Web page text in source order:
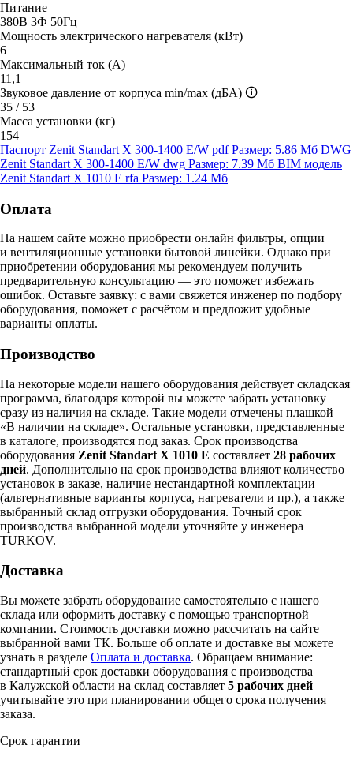
Питание
380В 3Ф 50Гц
Мощность электрического нагревателя (кВт)
6
Максимальный ток (А)
11,1
Звуковое давление от корпуса min/max (дБА) 🛈
35 / 53
Масса установки (кг)
154
Паспорт Zenit Standart X 300-1400 E/W pdf Размер: 5.86 Мб DWG
Zenit Standart X 300-1400 E/W dwg Размер: 7.39 Мб BIM модель
Zenit Standart X 1010 E rfa Размер: 1.24 Мб
Оплата
На нашем сайте можно приобрести онлайн фильтры, опции
и вентиляционные установки бытовой линейки. Однако при
приобретении оборудования мы рекомендуем получить
предварительную консультацию — это поможет избежать
ошибок. Оставьте заявку: с вами свяжется инженер по подбору
оборудования, поможет с расчётом и предложит удобные
варианты оплаты.
Производство
На некоторые модели нашего оборудования действует складская
программа, благодаря которой вы можете забрать установку
сразу из наличия на складе. Такие модели отмечены плашкой
«В наличии на складе». Остальные установки, представленные
в каталоге, производятся под заказ. Срок производства
оборудования Zenit Standart X 1010 E составляет 28 рабочих
дней. Дополнительно на срок производства влияют количество
установок в заказе, наличие нестандартной комплектации
(альтернативные варианты корпуса, нагреватели и пр.), а также
выбранный склад отгрузки оборудования. Точный срок
производства выбранной модели уточняйте у инженера
TURKOV.
Доставка
Вы можете забрать оборудование самостоятельно с нашего
склада или оформить доставку с помощью транспортной
компании. Стоимость доставки можно рассчитать на сайте
выбранной вами ТК. Больше об оплате и доставке вы можете
узнать в разделе Оплата и доставка. Обращаем внимание:
стандартный срок доставки оборудования с производства
в Калужской области на склад составляет 5 рабочих дней —
учитывайте это при планировании общего срока получения
заказа.
Срок гарантии